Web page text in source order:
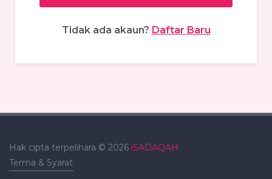
Tidak ada akaun? Daftar Baru
Hak cipta terpelihara © 2026 iSADAQAH
Terma & Syarat